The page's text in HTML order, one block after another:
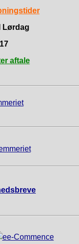
Lørdag
aftale